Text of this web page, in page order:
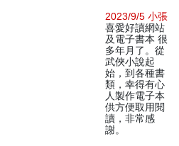
2023/9/5 小張
喜愛好讀網站
及電子書本 很
多年月了。從
武俠小說起
始，到各種書
類，幸得有心
人製作電子本
供方便取用閱
讀，非常感
謝。